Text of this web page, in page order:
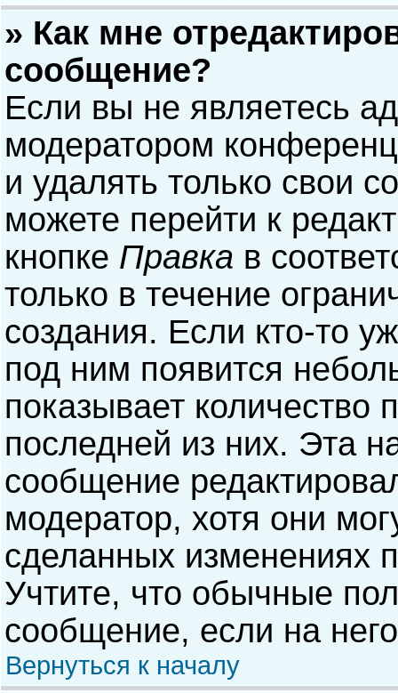
» Как мне
сообщение?
Если вы не являетесь
модератором
и удалять только свои
можете перейти к
кнопке Правка в
только в течение
создания. Если кто-то
под ним появится
показывает количество
последней из них. Эта
сообщение
модератор, хотя они
сделанных изменениях
Учтите, что обычные
сообщение, если на
Вернуться к началу